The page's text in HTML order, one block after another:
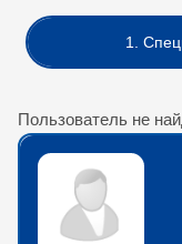
1.
Пользователь не